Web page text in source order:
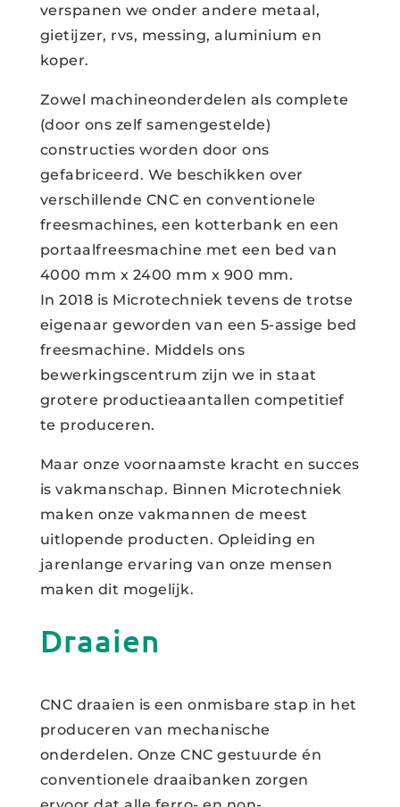
verspanen we onder andere metaal,
gietijzer, rvs, messing, aluminium en
koper.
Zowel machineonderdelen als complete
(door ons zelf samengestelde)
constructies worden door ons
gefabriceerd. We beschikken over
verschillende CNC en conventionele
freesmachines, een kotterbank en een
portaalfreesmachine met een bed van
4000 mm x 2400 mm x 900 mm.
In 2018 is Microtechniek tevens de trotse
eigenaar geworden van een 5-assige bed
freesmachine. Middels ons
bewerkingscentrum zijn we in staat
grotere productieaantallen competitief
te produceren.
Maar onze voornaamste kracht en succes
is vakmanschap. Binnen Microtechniek
maken onze vakmannen de meest
uitlopende producten. Opleiding en
jarenlange ervaring van onze mensen
maken dit mogelijk.
Draaien
CNC draaien is een onmisbare stap in het
produceren van mechanische
onderdelen. Onze CNC gestuurde én
conventionele draaibanken zorgen